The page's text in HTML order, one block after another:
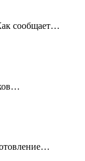
сообщает…